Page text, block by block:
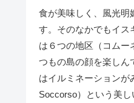
食が美味しく、風光明
す。そのなかでもイス
は６つの地区（コムー
つもの島の顔を楽しん
はイルミネーションが
Soccorso）という美し